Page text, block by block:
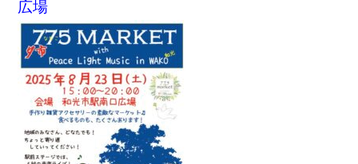
広場